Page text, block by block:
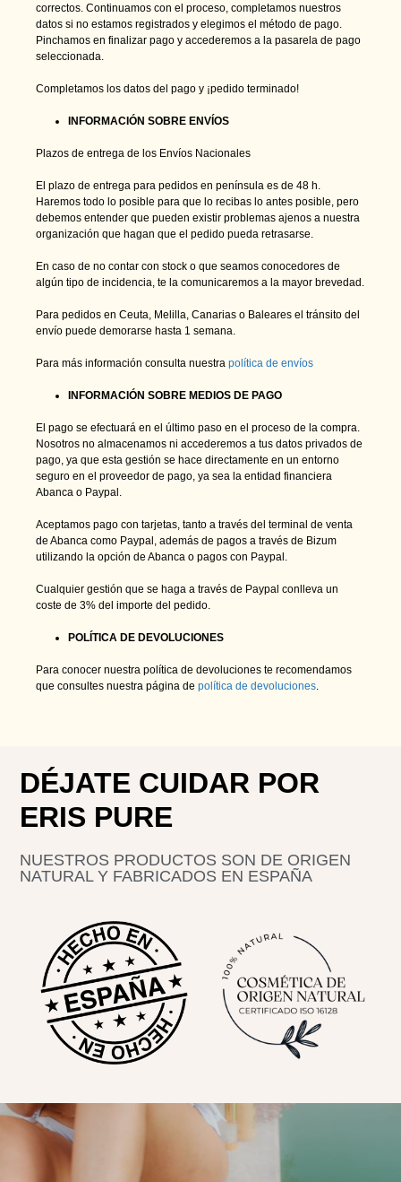
correctos. Continuamos con el proceso, completamos nuestros
datos si no estamos registrados y elegimos el método de pago.
Pinchamos en finalizar pago y accederemos a la pasarela de pago
seleccionada.
Completamos los datos del pago y ¡pedido terminado!
INFORMACIÓN SOBRE ENVÍOS
Plazos de entrega de los Envíos Nacionales
El plazo de entrega para pedidos en península es de 48 h.
Haremos todo lo posible para que lo recibas lo antes posible, pero
debemos entender que pueden existir problemas ajenos a nuestra
organización que hagan que el pedido pueda retrasarse.
En caso de no contar con stock o que seamos conocedores de
algún tipo de incidencia, te la comunicaremos a la mayor brevedad.
Para pedidos en Ceuta, Melilla, Canarias o Baleares el tránsito del
envío puede demorarse hasta 1 semana.
Para más información consulta nuestra política de envíos
INFORMACIÓN SOBRE MEDIOS DE PAGO
El pago se efectuará en el último paso en el proceso de la compra.
Nosotros no almacenamos ni accederemos a tus datos privados de
pago, ya que esta gestión se hace directamente en un entorno
seguro en el proveedor de pago, ya sea la entidad financiera
Abanca o Paypal.
Aceptamos pago con tarjetas, tanto a través del terminal de venta
de Abanca como Paypal, además de pagos a través de Bizum
utilizando la opción de Abanca o pagos con Paypal.
Cualquier gestión que se haga a través de Paypal conlleva un
coste de 3% del importe del pedido.
POLÍTICA DE DEVOLUCIONES
Para conocer nuestra política de devoluciones te recomendamos
que consultes nuestra página de política de devoluciones
DÉJATE CUIDAR POR
ERIS PURE
NUESTROS PRODUCTOS SON DE ORIGEN
NATURAL Y FABRICADOS EN ESPAÑA